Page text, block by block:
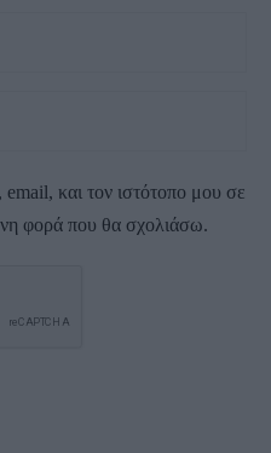
και τον ιστότοπο μου σε
φορά που θα σχολιάσω.